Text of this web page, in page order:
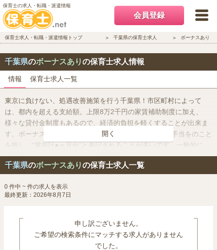
保育士の求人・転職・派遣情報
会員登録
保育士求人・転職・派遣情報トップ 千葉県の保育士求人 ボーナスあり
千葉県のボーナスありの保育士求人情報
情報 保育士求人一覧
東京に負けない、処遇改善施策を行う千葉県！市区町村によって
は、都内を超える支給額。上限8万2千円の家賃補助制度に加え、
様々な貸付金制度もあるので、経済的負担を軽くすることが出来ま
す。ボーナスとは通常年2回、夏と冬に支給される特別手当をのこと
を指し、“賞与計●ヵ月分”と表記されることが多いです。一般的に
は、基本給ベースで算出されます。基本的に、ボーナスは正社員で
雇用された場合にのみ支給となります。
開く
千葉県のボーナスありの保育士求人一覧
0 件中 ~ 件の求人を表示
最終更新：2026年8月7日
申し訳ございません。
ご希望の検索条件にマッチする求人がありません
でした。